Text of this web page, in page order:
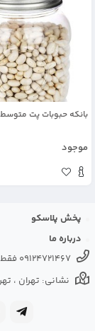
بانکه حبوبات پت متوسط
موجود
پخش پلاسکو
درباره ما
09124721467 فقط فروش عمده
نشانی: تهران ،